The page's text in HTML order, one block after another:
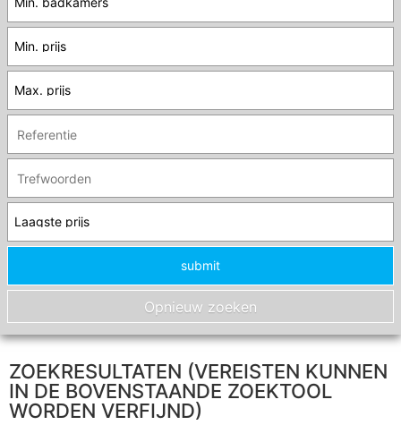
ZOEKRESULTATEN (VEREISTEN KUNNEN
IN DE BOVENSTAANDE ZOEKTOOL
WORDEN VERFIJND)